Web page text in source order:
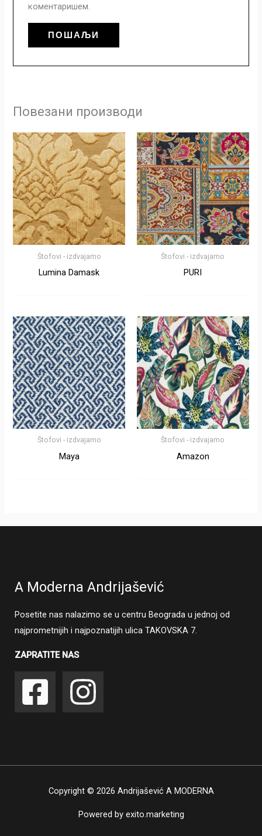
коментаришем.
Повезани производи
Štofovi - izdvajamo
Lumina Damask
Štofovi - izdvajamo
PURI
Štofovi - izdvajamo
Maya
Štofovi - izdvajamo
Amazon
A Moderna Andrijašević
Posetite nas nalazimo se u centru Beograda u jednoj od
najprometnijih i najpoznatijih ulica TAKOVSKA 7.
ZAPRATITE NAS
Copyright © 2026 Andrijašević A MODERNA
Powered by exito.marketing